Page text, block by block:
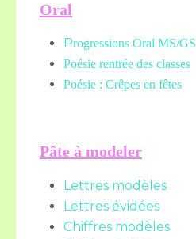
Oral
Progressions Oral MS/GS
Poésie rentrée des classes
Poésie : Crêpes en fêtes
Pâte à modeler
Lettres modèles
Lettres évidées
Chiffres modèles